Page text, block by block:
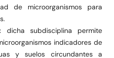
de microorganismos para
dicha subdisciplina permite
indicadores de
y suelos circundantes a